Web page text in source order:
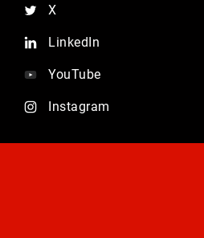
X
LinkedIn
YouTube
Instagram